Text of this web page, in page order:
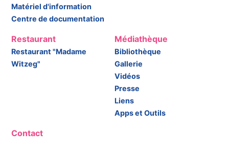
Matériel d'information
Centre de documentation
Restaurant
Restaurant "Madame
Witzeg"
Médiathèque
Bibliothèque
Gallerie
Vidéos
Presse
Liens
Apps et Outils
Contact